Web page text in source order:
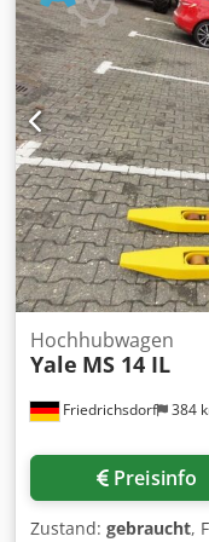
Antriebsart:Diesel,
Lastschwerpunkt: 500
2.500 kg Masttyp:
Klasse: 20 Zustand:
gut Bereifung vorne
15.5/55 R 18
Ajzh Rmbeqqeck
hinten Zustand: 60 -
Ventil, Halbkabine,
Friedrichsdorf 384
Hochhubwagen
Yale MS 14 IL
Preisinfo
Zustand: gebraucht,